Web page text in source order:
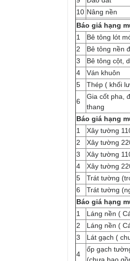
10 Nâng nền
Báo giá hạng
1
Bê tông lót
2
Bê tông nền
3
Bê tông cột,
4
Ván khuôn
5
Thép ( khối
6
Gia cốt pha,
thang
Báo giá hạng
1
Xây tường
2
Xây tường
3
Xây tường
4
Xây tường
5
Trát tường
6
Trát tường
Báo giá hạng
1
Láng nền (
2
Láng nền (
3
Lát gạch (
4
ốp gạch